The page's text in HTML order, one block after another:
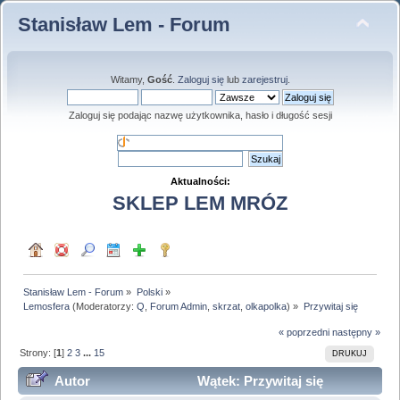
Stanisław Lem - Forum
Witamy, Gość. Zaloguj sięlub zarejestruj.
Zaloguj się podając nazwę użytkownika, hasło i długość sesji
Aktualności:
SKLEP LEM MRÓZ
Stanisław Lem - Forum » Polski»
Lemosfera (Moderatorzy:Q Forum Admin ,skrzat ,olkapolka) » Przywitaj się
« poprzedni następny »
DRUKUJ
Strony: [1]2 3 ... 15
Autor
Wątek: Przywitaj się